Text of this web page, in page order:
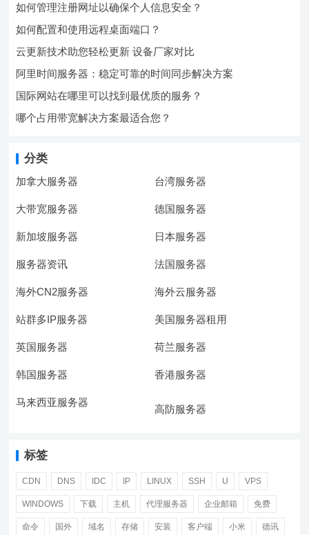
如何管理注册网址以确保个人信息安全？
如何配置和使用远程桌面端口？
云更新技术助您轻松更新 设备厂家对比
阿里时间服务器：稳定可靠的时间同步解决方案
国际网站在哪里可以找到最优质的服务？
哪个占用带宽解决方案最适合您？
分类
加拿大服务器 台湾服务器
大带宽服务器 德国服务器
新加坡服务器 日本服务器
服务器资讯 法国服务器
海外CN2服务器 海外云服务器
站群多IP服务器 美国服务器租用
英国服务器 荷兰服务器
韩国服务器 香港服务器
马来西亚服务器
高防服务器
标签
CDN DNS IDC IP LINUX SSH U VPS
WINDOWS 下载 主机 代理服务器 企业邮箱 免费
命令 国外 域名 存储 安装 客户端 小米 德讯